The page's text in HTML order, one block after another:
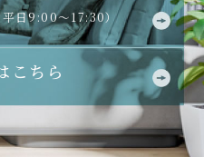
平日9:00～17:30）
こちら